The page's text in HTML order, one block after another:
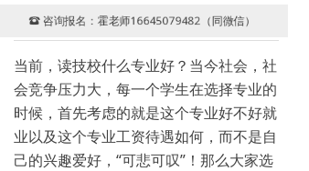
当前，读技校什么专业好？当今社会，社
会竞争压力大，每一个学生在选择专业的
时候，首先考虑的就是这个专业好不好就
业以及这个专业工资待遇如何，而不是自
己的兴趣爱好，“可悲可叹”！那么大家选
뀰 咨询报名：霍老师16645079482（同微信）